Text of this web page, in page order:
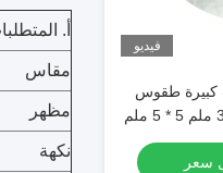
فيديو
كبيرة طقوس
الفلفل المجفف بالهواء 3 * 3 ملم 5 * 5 ملم
سعر
أ.
مقاس
مظهر
نكهة